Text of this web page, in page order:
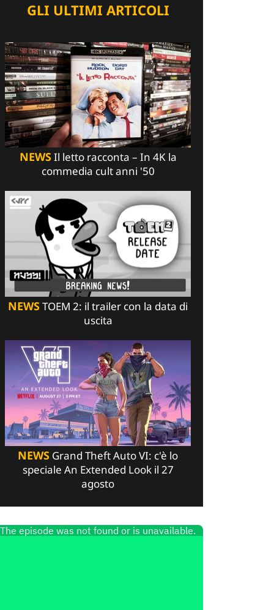
GLI ULTIMI ARTICOLI
NEWSIl letto racconta – In 4K la
commedia cult anni '50
NEWSTOEM 2: il trailer con la data di
uscita
NEWS Grand Theft Auto VI: c'è lo
speciale An Extended Look il 27
agosto